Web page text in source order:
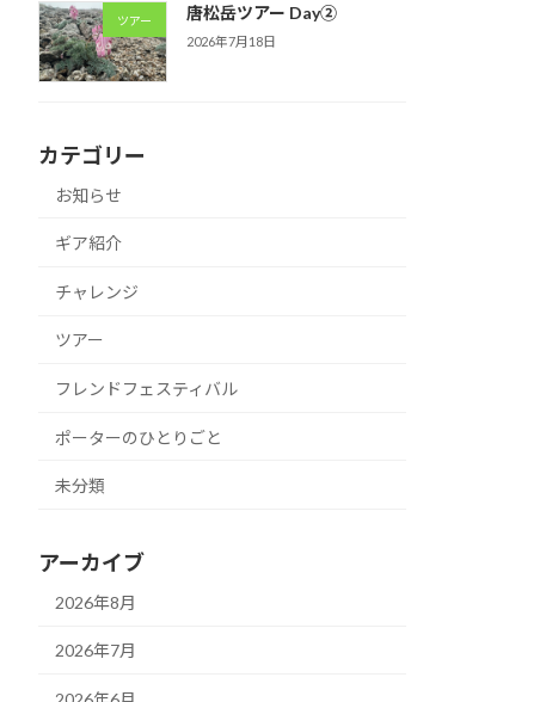
ツアー 唐松岳ツアー Day②
2026年7月18日
カテゴリー
お知らせ
ギア紹介
チャレンジ
ツアー
フレンドフェスティバル
ポーターのひとりごと
未分類
アーカイブ
2026年8月
2026年7月